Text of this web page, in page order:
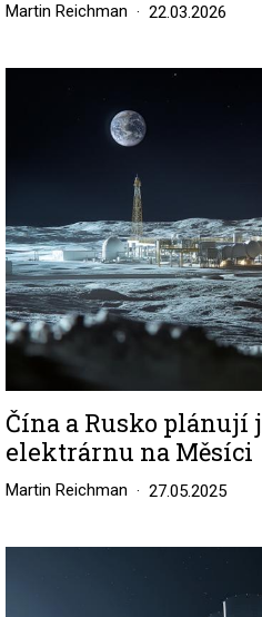
Martin Reichman 22.03.2026
Čína a Rusko plánují
elektrárnu na Měsíci
Martin Reichman 27.05.2025